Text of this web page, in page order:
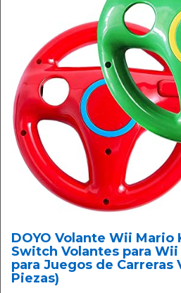
DOYO Volante Wii
Switch Volantes para
para Juegos de Carreras
Piezas)